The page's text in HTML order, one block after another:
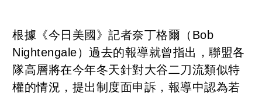
根據《今日美國》記者奈丁格爾（Bob
Nightengale）過去的報導就曾指出，聯盟各
隊高層將在今年冬天針對大谷二刀流類似特
權的情況，提出制度面申訴，報導中認為若